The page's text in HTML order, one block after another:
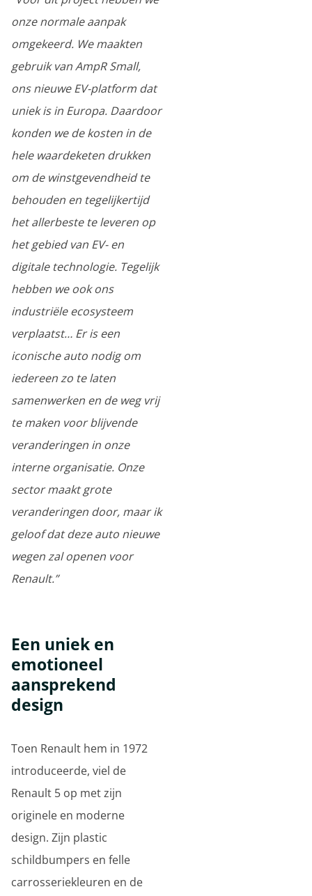
onze normale aanpak
omgekeerd. We maakten
gebruik van AmpR Small,
ons nieuwe EV-platform dat
uniek is in Europa. Daardoor
konden we de kosten in de
hele waardeketen drukken
om de winstgevendheid te
behouden en tegelijkertijd
het allerbeste te leveren op
het gebied van EV- en
digitale technologie. Tegelijk
hebben we ook ons
industriële ecosysteem
verplaatst… Er is een
iconische auto nodig om
iedereen zo te laten
samenwerken en de weg vrij
te maken voor blijvende
veranderingen in onze
interne organisatie. Onze
sector maakt grote
veranderingen door, maar ik
geloof dat deze auto nieuwe
wegen zal openen voor
Renault.”
Een uniek en
emotioneel
aansprekend
design
Toen Renault hem in 1972
introduceerde, viel de
Renault 5 op met zijn
originele en moderne
design. Zijn plastic
schildbumpers en felle
carrosseriekleuren en de